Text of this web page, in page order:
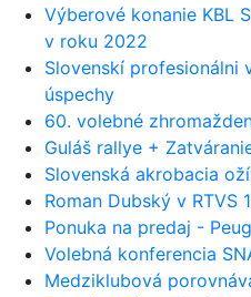
Výberové konanie KBL
v roku 2022
Slovenskí profesionálni
úspechy
60. volebné
Guláš rallye +
Slovenská akrobacia
Roman Dubský v RTVS
Ponuka na predaj -
Volebná konferencia
Medziklubová